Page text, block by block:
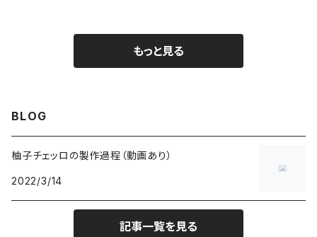
もっと見る
BLOG
柚子チェッロの製作過程（動画あり）
2022/3/14
記事一覧を見る